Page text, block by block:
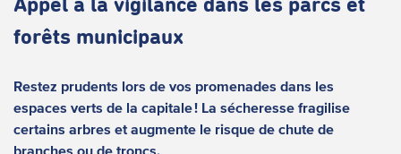
Appel à la vigilance dans les parcs et
forêts municipaux
Restez prudents lors de vos promenades dans les
espaces verts de la capitale ! La sécheresse fragilise
certains arbres et augmente le risque de chute de
branches ou de troncs.